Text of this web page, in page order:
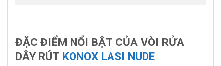
ĐẶC ĐIỂM NỔI BẬT CỦA VÒI RỬA
DÂY RÚT KONOX LASI NUDE